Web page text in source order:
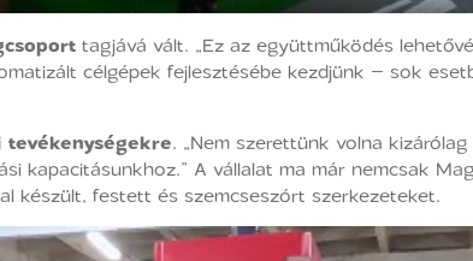
tagjává vált. „Ez az együttműködés
célgépek fejlesztésébe kezdjünk – sok
. „Nem szerettünk volna
kapacitásunkhoz.” A vállalat ma már nemcsak
készült, festett és szemcseszórt szerkezeteket.